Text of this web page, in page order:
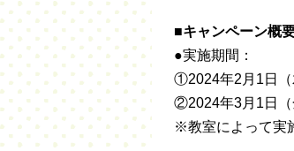
■キャンペーン概
●実施期間：
①2024年2月1日
②2024年3月1日（
※教室によって実